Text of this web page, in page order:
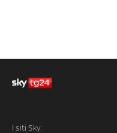
I siti Sky: